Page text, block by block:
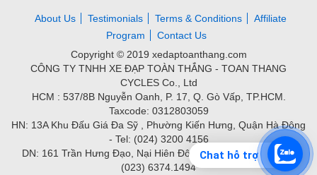
Chat hỗ trợ
About Us Testimonials Terms & Conditions
Affiliate
Program
Contact Us
Copyright © 2019 xedaptoanthang.com
CÔNG TY TNHH XE ĐẠP TOÀN THẮNG - TOAN THANG
CYCLES Co., Ltd
HCM : 537/8B Nguyễn Oanh, P. 17, Q. Gò Vấp, TP.HCM.
Taxcode: 0312803059
HN: 13A Khu Đấu Giá Đa Sỹ , Phường Kiến Hưng, Quận Hà Đông
- Tel: (024) 3200 4156
DN: 161 Trần Hưng Đạo, Nại Hiên Đông, Quận Sơn Trà - Tel:
(023) 6374.1494